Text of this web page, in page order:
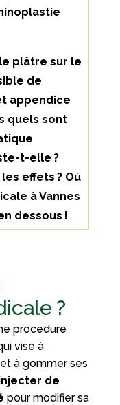
plâtre sur le
de
appendice
quels sont
t-elle ?
effets ? Où
à Vannes
dessous !
?
procédure
vise à
à gommer ses
de
pour modifier sa